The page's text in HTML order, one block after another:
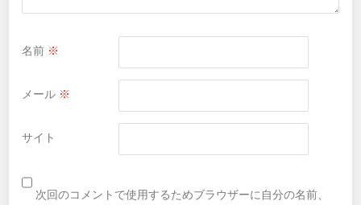
名前 ※
メール ※
サイト
次回のコメントで使用するためブラウザーに自分の名前、